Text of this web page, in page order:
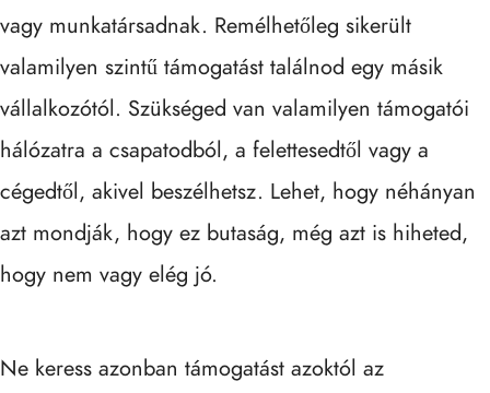
vagy munkatársadnak. Remélhetőleg sikerült
valamilyen szintű támogatást találnod egy másik
vállalkozótól. Szükséged van valamilyen támogatói
hálózatra a csapatodból, a felettesedtől vagy a
cégedtől, akivel beszélhetsz. Lehet, hogy néhányan
azt mondják, hogy ez butaság, még azt is hiheted,
hogy nem vagy elég jó.
Ne keress azonban támogatást azoktól az